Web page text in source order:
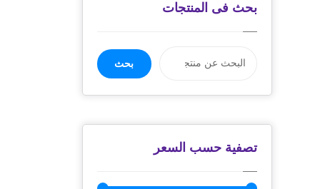
بحث فى المنتجات
بحث
تصفية حسب السعر